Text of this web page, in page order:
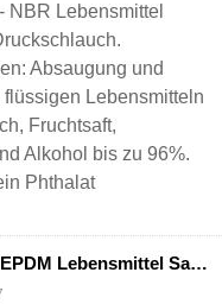
NBR Lebensmittel
Absaugung und
Lebensmitteln
Fruchtsaft,
Alkohol bis zu 96%.
Phthalat
TYP EFSD - EPDM Lebensmittel Saug-und Lieferschlauch